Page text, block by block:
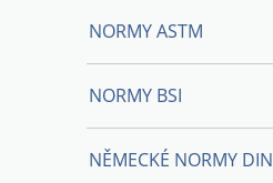
NORMY ASTM
NORMY BSI
NĚMECKÉ NORMY DIN